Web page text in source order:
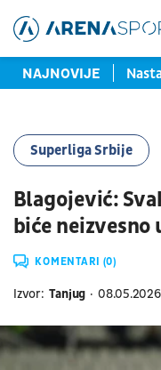
NAJNOVIJE
2027. godine
Superliga Srbije
Blagojević:
biće neizvesno
KOMENTARI (0)
Izvor: Tanjug 08.05.2026